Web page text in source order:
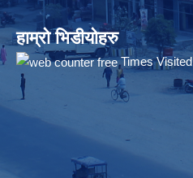
हाम्रो भिडीयोहरु
Times Visited